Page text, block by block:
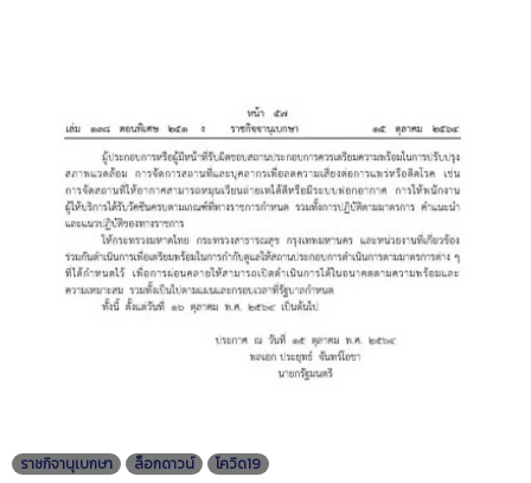
ราชกิจานุเบกษา ล็อกดาวน์ โควิด19